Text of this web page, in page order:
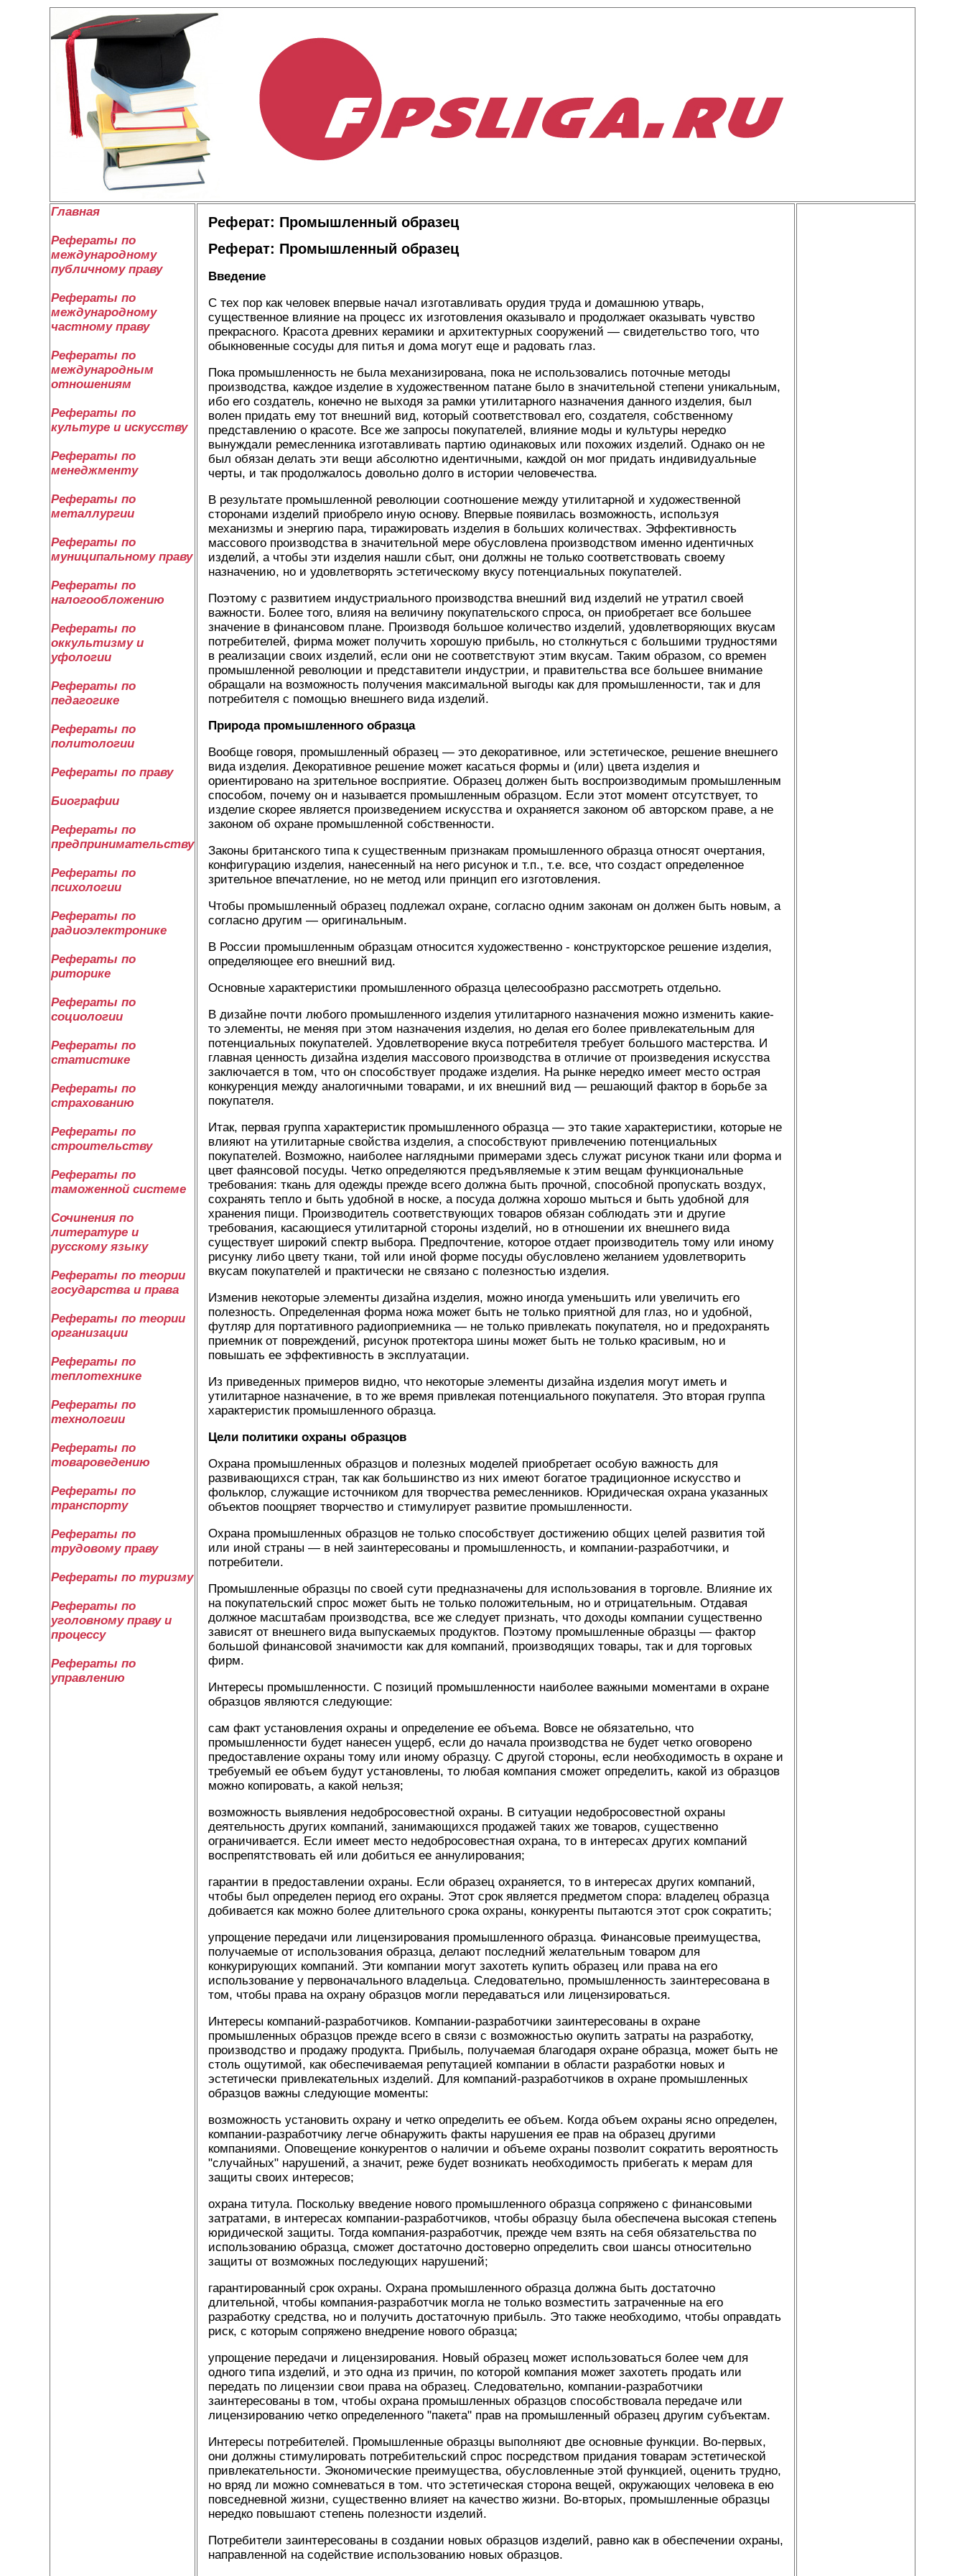
Главная
Рефераты по
международному
публичному праву
Рефераты по
международному
частному праву
Рефераты по
международным
отношениям
Рефераты по
культуре и искусству
Рефераты по
менеджменту
Рефераты по
металлургии
Рефераты по
муниципальному праву
Рефераты по
налогообложению
Рефераты по
оккультизму и
уфологии
Рефераты по
педагогике
Рефераты по
политологии
Рефераты по праву
Биографии
Рефераты по
предпринимательству
Рефераты по
психологии
Рефераты по
радиоэлектронике
Рефераты по
риторике
Рефераты по
социологии
Рефераты по
статистике
Рефераты по
страхованию
Рефераты по
строительству
Рефераты по
таможенной системе
Сочинения по
литературе и
русскому языку
Рефераты по теории
государства и права
Рефераты по теории
организации
Рефераты по
теплотехнике
Рефераты по
технологии
Рефераты по
товароведению
Рефераты по
транспорту
Рефераты по
трудовому праву
Рефераты по туризму
Рефераты по
уголовному праву и
процессу
Рефераты по
управлению
Реферат: Промышленный образец
Реферат: Промышленный образец
Введение
С тех пор как человек впервые начал изготавливать орудия труда и домашнюю утварь,
существенное влияние на процесс их изготовления оказывало и продолжает оказывать чувство
прекрасного. Красота древних керамики и архитектурных сооружений — свидетельство того, что
обыкновенные сосуды для питья и дома могут еще и радовать глаз.
Пока промышленность не была механизирована, пока не использовались поточные методы
производства, каждое изделие в художественном патане было в значительной степени уникальным,
ибо его создатель, конечно не выходя за рамки утилитарного назначения данного изделия, был
волен придать ему тот внешний вид, который соответствовал его, создателя, собственному
представлению о красоте. Все же запросы покупателей, влияние моды и культуры нередко
вынуждали ремесленника изготавливать партию одинаковых или похожих изделий. Однако он не
был обязан делать эти вещи абсолютно идентичными, каждой он мог придать индивидуальные
черты, и так продолжалось довольно долго в истории человечества.
В результате промышленной революции соотношение между утилитарной и художественной
сторонами изделий приобрело иную основу. Впервые появилась возможность, используя
механизмы и энергию пара, тиражировать изделия в больших количествах. Эффективность
массового производства в значительной мере обусловлена производством именно идентичных
изделий, а чтобы эти изделия нашли сбыт, они должны не только соответствовать своему
назначению, но и удовлетворять эстетическому вкусу потенциальных покупателей.
Поэтому с развитием индустриального производства внешний вид изделий не утратил своей
важности. Более того, влияя на величину покупательского спроса, он приобретает все большее
значение в финансовом плане. Производя большое количество изделий, удовлетворяющих вкусам
потребителей, фирма может получить хорошую прибыль, но столкнуться с большими трудностями
в реализации своих изделий, если они не соответствуют этим вкусам. Таким образом, со времен
промышленной революции и представители индустрии, и правительства все большее внимание
обращали на возможность получения максимальной выгоды как для промышленности, так и для
потребителя с помощью внешнего вида изделий.
Природа промышленного образца
Вообще говоря, промышленный образец — это декоративное, или эстетическое, решение внешнего
вида изделия. Декоративное решение может касаться формы и (или) цвета изделия и
ориентировано на зрительное восприятие. Образец должен быть воспроизводимым промышленным
способом, почему он и называется промышленным образцом. Если этот момент отсутствует, то
изделие скорее является произведением искусства и охраняется законом об авторском праве, а не
законом об охране промышленной собственности.
Законы британского типа к существенным признакам промышленного образца относят очертания,
конфигурацию изделия, нанесенный на него рисунок и т.п., т.е. все, что создаст определенное
зрительное впечатление, но не метод или принцип его изготовления.
Чтобы промышленный образец подлежал охране, согласно одним законам он должен быть новым, а
согласно другим — оригинальным.
В России промышленным образцам относится художественно - конструкторское решение изделия,
определяющее его внешний вид.
Основные характеристики промышленного образца целесообразно рассмотреть отдельно.
В дизайне почти любого промышленного изделия утилитарного назначения можно изменить какие-
то элементы, не меняя при этом назначения изделия, но делая его более привлекательным для
потенциальных покупателей. Удовлетворение вкуса потребителя требует большого мастерства. И
главная ценность дизайна изделия массового производства в отличие от произведения искусства
заключается в том, что он способствует продаже изделия. На рынке нередко имеет место острая
конкуренция между аналогичными товарами, и их внешний вид — решающий фактор в борьбе за
покупателя.
Итак, первая группа характеристик промышленного образца — это такие характеристики, которые не
влияют на утилитарные свойства изделия, а способствуют привлечению потенциальных
покупателей. Возможно, наиболее наглядными примерами здесь служат рисунок ткани или форма и
цвет фаянсовой посуды. Четко определяются предъявляемые к этим вещам функциональные
требования: ткань для одежды прежде всего должна быть прочной, способной пропускать воздух,
сохранять тепло и быть удобной в носке, а посуда должна хорошо мыться и быть удобной для
хранения пищи. Производитель соответствующих товаров обязан соблюдать эти и другие
требования, касающиеся утилитарной стороны изделий, но в отношении их внешнего вида
существует широкий спектр выбора. Предпочтение, которое отдает производитель тому или иному
рисунку либо цвету ткани, той или иной форме посуды обусловлено желанием удовлетворить
вкусам покупателей и практически не связано с полезностью изделия.
Изменив некоторые элементы дизайна изделия, можно иногда уменьшить или увеличить его
полезность. Определенная форма ножа может быть не только приятной для глаз, но и удобной,
футляр для портативного радиоприемника — не только привлекать покупателя, но и предохранять
приемник от повреждений, рисунок протектора шины может быть не только красивым, но и
повышать ее эффективность в эксплуатации.
Из приведенных примеров видно, что некоторые элементы дизайна изделия могут иметь и
утилитарное назначение, в то же время привлекая потенциального покупателя. Это вторая группа
характеристик промышленного образца.
Цели политики охраны образцов
Охрана промышленных образцов и полезных моделей приобретает особую важность для
развивающихся стран, так как большинство из них имеют богатое традиционное искусство и
фольклор, служащие источником для творчества ремесленников. Юридическая охрана указанных
объектов поощряет творчество и стимулирует развитие промышленности.
Охрана промышленных образцов не только способствует достижению общих целей развития той
или иной страны — в ней заинтересованы и промышленность, и компании-разработчики, и
потребители.
Промышленные образцы по своей сути предназначены для использования в торговле. Влияние их
на покупательский спрос может быть не только положительным, но и отрицательным. Отдавая
должное масштабам производства, все же следует признать, что доходы компании существенно
зависят от внешнего вида выпускаемых продуктов. Поэтому промышленные образцы — фактор
большой финансовой значимости как для компаний, производящих товары, так и для торговых
фирм.
Интересы промышленности. С позиций промышленности наиболее важными моментами в охране
образцов являются следующие:
сам факт установления охраны и определение ее объема. Вовсе не обязательно, что
промышленности будет нанесен ущерб, если до начала производства не будет четко оговорено
предоставление охраны тому или иному образцу. С другой стороны, если необходимость в охране и
требуемый ее объем будут установлены, то любая компания сможет определить, какой из образцов
можно копировать, а какой нельзя;
возможность выявления недобросовестной охраны. В ситуации недобросовестной охраны
деятельность других компаний, занимающихся продажей таких же товаров, существенно
ограничивается. Если имеет место недобросовестная охрана, то в интересах других компаний
воспрепятствовать ей или добиться ее аннулирования;
гарантии в предоставлении охраны. Если образец охраняется, то в интересах других компаний,
чтобы был определен период его охраны. Этот срок является предметом спора: владелец образца
добивается как можно более длительного срока охраны, конкуренты пытаются этот срок сократить;
упрощение передачи или лицензирования промышленного образца. Финансовые преимущества,
получаемые от использования образца, делают последний желательным товаром для
конкурирующих компаний. Эти компании могут захотеть купить образец или права на его
использование у первоначального владельца. Следовательно, промышленность заинтересована в
том, чтобы права на охрану образцов могли передаваться или лицензироваться.
Интересы компаний-разработчиков. Компании-разработчики заинтересованы в охране
промышленных образцов прежде всего в связи с возможностью окупить затраты на разработку,
производство и продажу продукта. Прибыль, получаемая благодаря охране образца, может быть не
столь ощутимой, как обеспечиваемая репутацией компании в области разработки новых и
эстетически привлекательных изделий. Для компаний-разработчиков в охране промышленных
образцов важны следующие моменты:
возможность установить охрану и четко определить ее объем. Когда объем охраны ясно определен,
компании-разработчику легче обнаружить факты нарушения ее прав на образец другими
компаниями. Оповещение конкурентов о наличии и объеме охраны позволит сократить вероятность
"случайных" нарушений, а значит, реже будет возникать необходимость прибегать к мерам для
защиты своих интересов;
охрана титула. Поскольку введение нового промышленного образца сопряжено с финансовыми
затратами, в интересах компании-разработчиков, чтобы образцу была обеспечена высокая степень
юридической защиты. Тогда компания-разработчик, прежде чем взять на себя обязательства по
использованию образца, сможет достаточно достоверно определить свои шансы относительно
защиты от возможных последующих нарушений;
гарантированный срок охраны. Охрана промышленного образца должна быть достаточно
длительной, чтобы компания-разработчик могла не только возместить затраченные на его
разработку средства, но и получить достаточную прибыль. Это также необходимо, чтобы оправдать
риск, с которым сопряжено внедрение нового образца;
упрощение передачи и лицензирования. Новый образец может использоваться более чем для
одного типа изделий, и это одна из причин, по которой компания может захотеть продать или
передать по лицензии свои права на образец. Следовательно, компании-разработчики
заинтересованы в том, чтобы охрана промышленных образцов способствовала передаче или
лицензированию четко определенного "пакета" прав на промышленный образец другим субъектам.
Интересы потребителей. Промышленные образцы выполняют две основные функции. Во-первых,
они должны стимулировать потребительский спрос посредством придания товарам эстетической
привлекательности. Экономические преимущества, обусловленные этой функцией, оценить трудно,
но вряд ли можно сомневаться в том. что эстетическая сторона вещей, окружающих человека в ею
повседневной жизни, существенно влияет на качество жизни. Во-вторых, промышленные образцы
нередко повышают степень полезности изделий.
Потребители заинтересованы в создании новых образцов изделий, равно как в обеспечении охраны,
направленной на содействие использованию новых образцов.